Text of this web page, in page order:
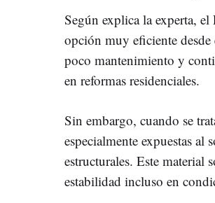
Según explica la experta, el
opción muy eficiente
poco mantenimiento y
en reformas residenciales.
Sin embargo, cuando se
especialmente expuestas al
estructurales. Este material
estabilidad incluso en